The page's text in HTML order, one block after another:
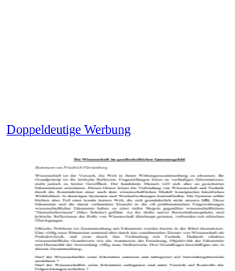
Doppeldeutige Werbung